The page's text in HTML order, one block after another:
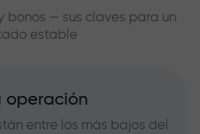
bonos — sus claves para un
estable
operación
entre los más bajos del